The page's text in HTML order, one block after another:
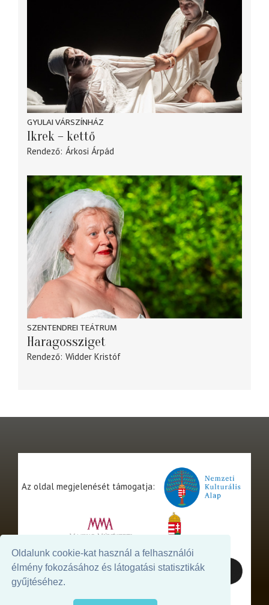
Oldalunk cookie-kat használ a felhasználói
élmény fokozásához és látogatási statisztikák
gyűjtéséhez.
GYULAI VÁRSZÍNHÁZ
Ikrek – kettő
Rendező Árkosi Árpád
SZENTENDREI TEÁTRUM
Haragossziget
Rendező Widder Kristóf
Az oldal megjelenését támogatja: